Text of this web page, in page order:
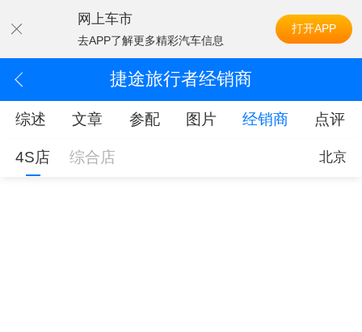
网上车市
去APP了解更多精彩汽车信息
打开APP
捷途旅行者经销商
综述 文章 参配 图片 经销商 点评
4S店 综合店 北京